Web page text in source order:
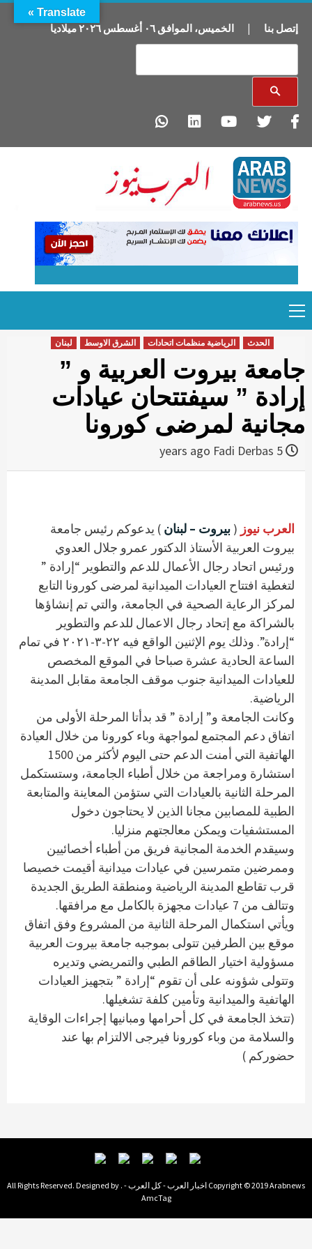
إتصل بنا | الخميس، الموافق٠٦ أغسطس ٢٠٢٦ميلاديا
to
content
Menu
الحدث الرياضية منظمات اتحادات الشرق الاوسط لبنان
جامعة بيروت العربية و ”
إرادة ” سيفتتحان عيادات
مجانية لمرضى كورونا
Fadi Derbas
العرب نيوز ( بيروت – لبنان ) يدعوكم رئيس جامعة
بيروت العربية الأستاذ الدكتور عمرو جلال العدوي
ورئيس اتحاد رجال الأعمال للدعم والتطوير “إرادة ”
لتغطية افتتاح العيادات الميدانية لمرضى كورونا التابع
لمركز الرعاية الصحية في الجامعة، والتي تم إنشاؤها
بالشراكة مع إتحاد رجال الاعمال للدعم والتطوير
“إرادة”. وذلك يوم الإثنين الواقع فيه ٢٢-٣-٢٠٢١ في تمام
الساعة الحادية عشرة صباحا في الموقع المخصص
للعيادات الميدانية جنوب موقف الجامعة مقابل المدينة
الرياضية.
وكانت الجامعة و” إرادة ” قد بدأتا المرحلة الأولى من
اتفاق دعم المجتمع لمواجهة وباء كورونا من خلال العيادة
الهاتفية التي أمنت الدعم حتى اليوم لأكثر من 1500
استشارة ومراجعة من خلال أطباء الجامعة، وستستكمل
المرحلة الثانية بالعيادات التي ستؤمن المعاينة والمتابعة
الطبية للمصابين مجانا الذين لا يحتاجون دخول
المستشفيات ويمكن معالجتهم منزليا.
وسيقدم الخدمة المجانية فريق من أطباء أخصائيين
وممرضين متمرسين في عيادات ميدانية أقيمت خصيصا
قرب تقاطع المدينة الرياضية ومنطقة الطريق الجديدة
وتتالف من 7 عيادات مجهزة بالكامل مع مرافقها.
ويأتي استكمال المرحلة الثانية من المشروع وفق اتفاق
موقع بين الطرفين تتولى بموجبه جامعة بيروت العربية
مسؤولية اختيار الطاقم الطبي والتمريضي وتديره
وتتولى شؤونه على أن تقوم “إرادة ” بتجهيز العيادات
الهاتفية والميدانية وتأمين كلفة تشغيلها.
(تتخذ الجامعة في كل أحرامها ومبانيها إجراءات الوقاية
والسلامة من وباء كورونا فيرجى الالتزام بها عند
حضوركم )
Copyright © 2019 Arabnews اخبار العرب - كل العرب - . All Rights Reserved. Designed by
AmcTag
Translate »